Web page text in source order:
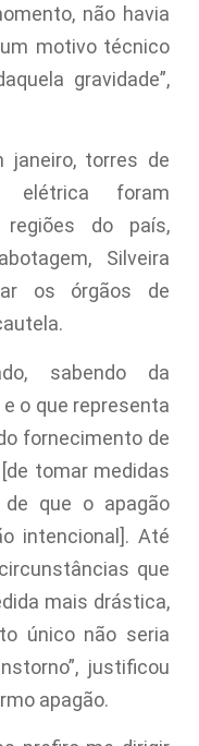
não havia
motivo técnico
gravidade”,
janeiro, torres de
elétrica foram
regiões do país,
Silveira
os órgãos de
sabendo da
o que representa
fornecimento de
tomar medidas
que o apagão
intencional]. Até
que
mais drástica,
único não seria
justificou
apagão.